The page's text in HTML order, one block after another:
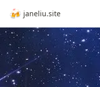
🍻 janeliu.site